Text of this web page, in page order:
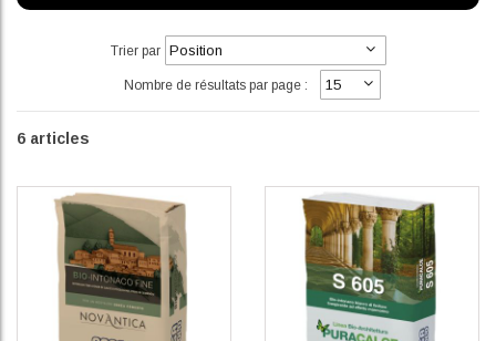
Trier par
Nombre de résultats par page :
6 articles